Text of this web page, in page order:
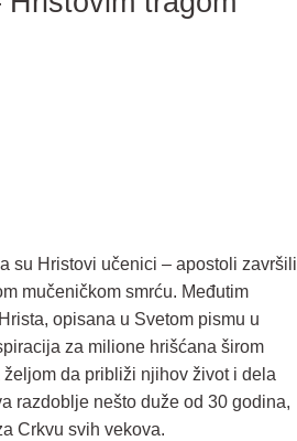
su Hristovi učenici – apostoli završili
mučeničkom smrću. Međutim
opisana u Svetom pismu u
za milione hrišćana širom
da približi njihov život i dela
razdoblje nešto duže od 30 godina,
Crkvu svih vekova.